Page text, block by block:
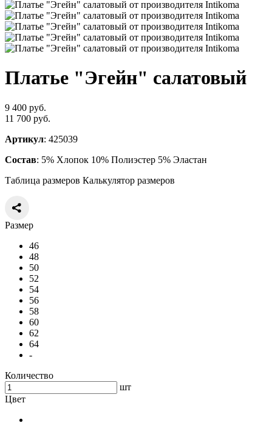
Платье "Эгейн" салатовый
9 400 руб.
11 700 руб.
Артикул: 425039
Состав: 5% Хлопок 10% Полиэстер 5% Эластан
Таблица размеров Калькулятор размеров
Размер
46
48
50
52
54
56
58
60
62
64
-
Количество
шт
Цвет